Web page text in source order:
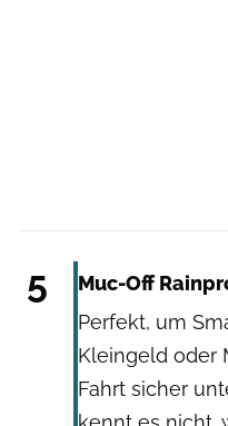
5
Muc-Off
Perfekt, um
Kleingeld oder
Fahrt sicher